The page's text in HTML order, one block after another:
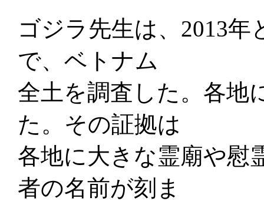
ゴジラ先生は、2013年
で、ベトナム
全土を調査した。各地
た。その証拠は
各地に大きな霊廟や慰
者の名前が刻ま